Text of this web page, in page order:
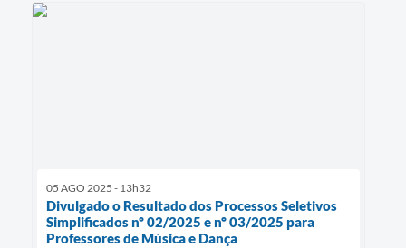
05 AGO 2025 - 13h32
Divulgado o Resultado dos Processos Seletivos
Simplificados nº 02/2025 e nº 03/2025 para
Professores de Música e Dança